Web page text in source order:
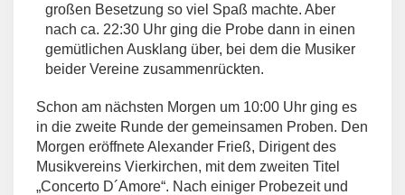
großen Besetzung so viel Spaß machte. Aber
nach ca. 22:30 Uhr ging die Probe dann in einen
gemütlichen Ausklang über, bei dem die Musiker
beider Vereine zusammenrückten.
Schon am nächsten Morgen um 10:00 Uhr ging es
in die zweite Runde der gemeinsamen Proben. Den
Morgen eröffnete Alexander Frieß, Dirigent des
Musikvereins Vierkirchen, mit dem zweiten Titel
„Concerto D´Amore“. Nach einiger Probezeit und